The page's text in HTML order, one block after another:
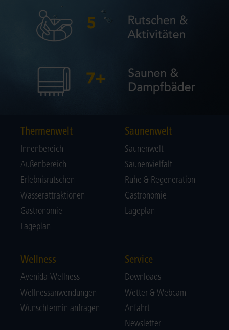
Thermenwelt
Innenbereich
Außenbereich
Erlebnisrutschen
Wasserattraktionen
Gastronomie
Lageplan
Saunenwelt
Saunenwelt
Saunenvielfalt
Ruhe & Regeneration
Gastronomie
Lageplan
Wellness
Avenida-Wellness
Wellnessanwendungen
Wunschtermin anfragen
Service
Downloads
Wetter & Webcam
Anfahrt
Newsletter